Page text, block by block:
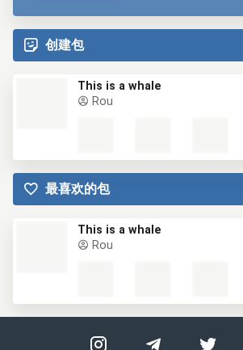
创建包
This is a whale
Rou
最喜欢的包
This is a whale
Rou